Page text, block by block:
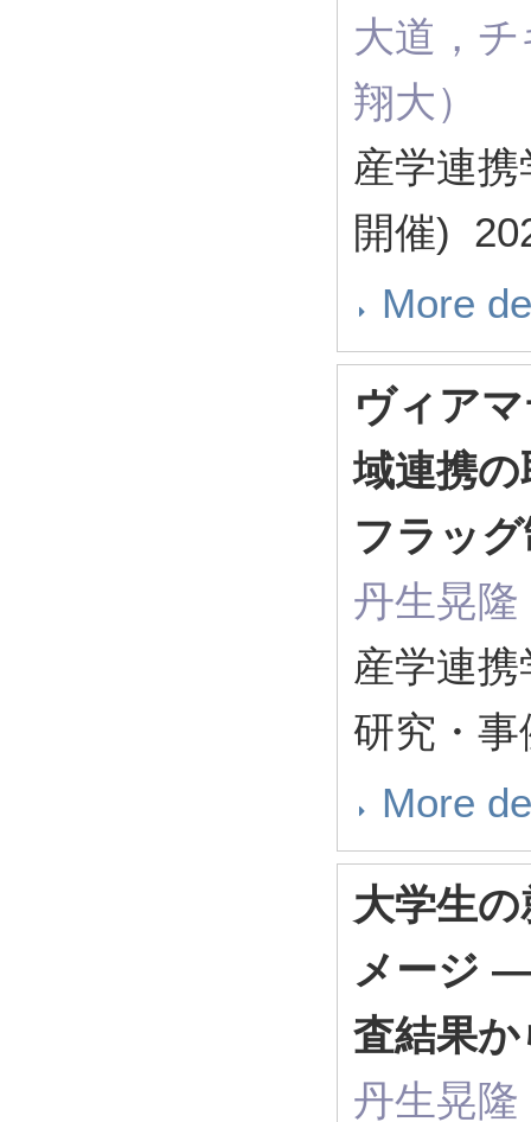
大道，
翔大）
産学連
開催)
More
ヴィア
域連携
フラッ
丹生晃
産学連
研究・
More
大学生
メージ
査結果
丹生晃